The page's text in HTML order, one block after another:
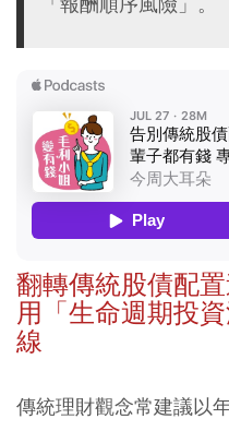
翻轉傳統股債配
用「生命週期投
線
傳統理財觀念常建議以